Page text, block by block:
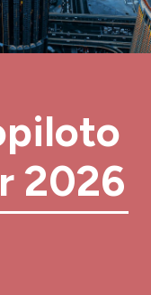
2026